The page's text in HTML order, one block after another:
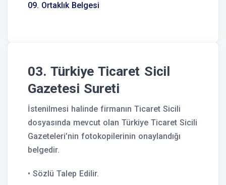
09. Ortaklık Belgesi
03. Türkiye Ticaret Sicil
Gazetesi Sureti
İstenilmesi halinde firmanın Ticaret Sicili
dosyasında mevcut olan Türkiye Ticaret Sicili
Gazeteleri’nin fotokopilerinin onaylandığı
belgedir.
• Sözlü Talep Edilir.